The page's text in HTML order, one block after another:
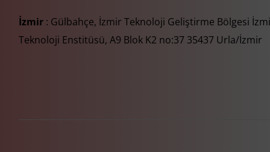
İzmir : Gülbahçe, İzmir Teknoloji Geliştirme Bölgesi
Teknoloji Enstitüsü, A9 Blok K2 no:37 35437 Urla/İzmir